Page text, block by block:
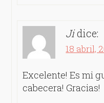
Jidice:
18 abril,
Excelente! Es mi
cabecera! Gracias!